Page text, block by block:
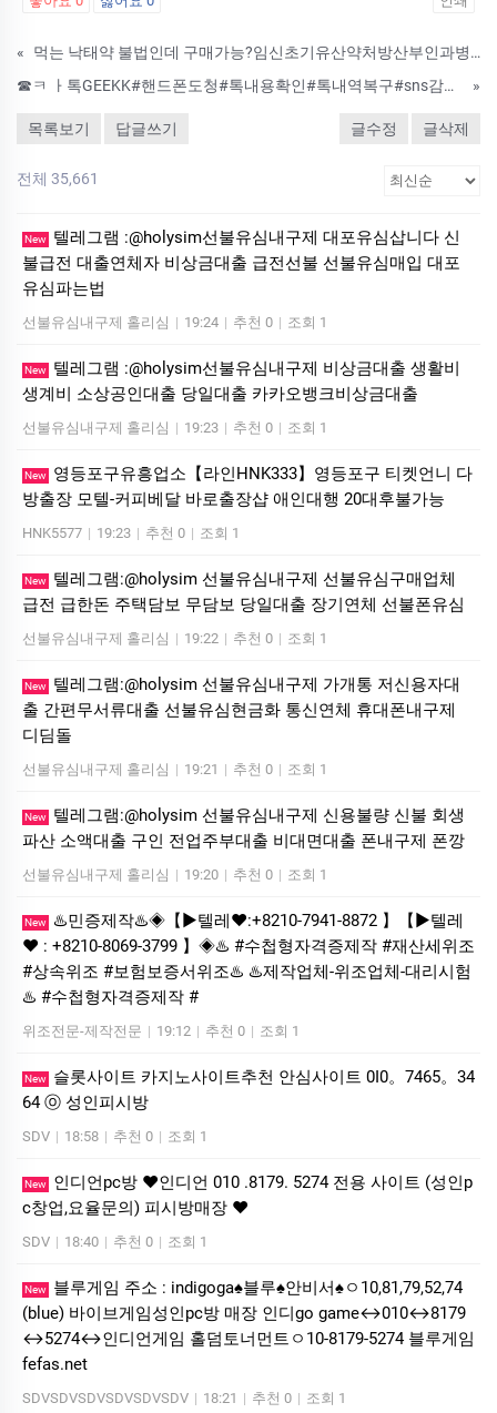
«
먹는 낙태약 불법인데 구매가능?임신초기유산약처방산부인과병원
☎ㅋ ㅏ톡GEEKK#핸드폰도청#톡내용확인#톡내역복구#sns감시#모든문자확인및복구#실시간위치추적#주변환경소리#몰래사진찍기#실시간통화내용#통화내역복구#외도증거#불륜증거#남편외도#상간녀증거#외도의심#남편외도증거#아내외도☎텔레GEEKK
»
목록보기 답글쓰기 글수정 글삭제
전체 35,661
New
텔레그램 :@holysim선불유심내구제 대포유심삽니다 신
불급전 대출연체자 비상금대출 급전선불 선불유심매입 대포
유심파는법
선불유심내구제 홀리심 | 19:24 | 추천 0 | 조회 1
New
텔레그램 :@holysim선불유심내구제 비상금대출 생활비
생계비 소상공인대출 당일대출 카카오뱅크비상금대출
선불유심내구제 홀리심 | 19:23 | 추천 0 | 조회 1
New
영등포구유흥업소【라인HNK333】영등포구 티켓언니 다
방출장 모텔-커피베달 바로출장샵 애인대행 20대후불가능
HNK5577 | 19:23 | 추천 0 | 조회 1
New
텔레그램:@holysim 선불유심내구제 선불유심구매업체
급전 급한돈 주택담보 무담보 당일대출 장기연체 선불폰유심
선불유심내구제 홀리심 | 19:22 | 추천 0 | 조회 1
New
텔레그램:@holysim 선불유심내구제 가개통 저신용자대
출 간편무서류대출 선불유심현금화 통신연체 휴대폰내구제
디딤돌
선불유심내구제 홀리심 | 19:21 | 추천 0 | 조회 1
New
텔레그램:@holysim 선불유심내구제 신용불량 신불 회생
파산 소액대출 구인 전업주부대출 비대면대출 폰내구제 폰깡
선불유심내구제 홀리심 | 19:20 | 추천 0 | 조회 1
New
♨️민증제작♨️◈【▶텔레♥:+8210-7941-8872 】【▶텔레
♥ : +8210-8069-3799 】◈♨️ #수첩형자격증제작 #재산세위조
#상속위조 #보험보증서위조♨️ ♨️제작업체-위조업체-대리시험
♨️ #수첩형자격증제작 #
위조전문-제작전문 | 19:12 | 추천 0 | 조회 1
New
슬롯사이트 카지노사이트추천 안심사이트 0I0。7465。34
64 ⓞ 성인피시방
SDV | 18:58 | 추천 0 | 조회 1
New
인디언pc방 ❤️인디언 010 .8179. 5274 전용 사이트 (성인p
c창업,요율문의) 피시방매장 ❤️
SDV | 18:40 | 추천 0 | 조회 1
New
블루게임 주소 : indigoga♠블루♠안비서♠ㅇ10,81,79,52,74
(blue) 바이브게임성인pc방 매장 인디go game↔010↔8179
↔5274↔인디언게임 홀덤토너먼트ㅇ10-8179-5274 블루게임
fefas.net
SDVSDVSDVSDVSDVSDV | 18:21 | 추천 0 | 조회 1